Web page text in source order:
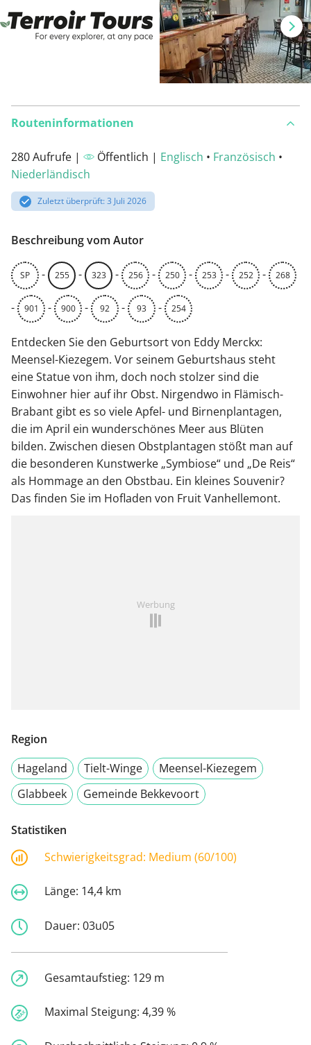
Routeninformationen
280 Aufrufe | Öffentlich | Englisch • Französisch •
Niederländisch
Zuletzt überprüft: 3 Juli 2026
Beschreibung vom Autor
SP - 255 - 323 - 256 - 250 - 253 - 252 - 268
- 901 - 900 - 92 - 93 - 254
Entdecken Sie den Geburtsort von Eddy Merckx:
Meensel-Kiezegem. Vor seinem Geburtshaus steht
eine Statue von ihm, doch noch stolzer sind die
Einwohner hier auf ihr Obst. Nirgendwo in Flämisch-
Brabant gibt es so viele Apfel- und Birnenplantagen,
die im April ein wunderschönes Meer aus Blüten
bilden. Zwischen diesen Obstplantagen stößt man auf
die besonderen Kunstwerke „Symbiose“ und „De Reis“
als Hommage an den Obstbau. Ein kleines Souvenir?
Das finden Sie im Hofladen von Fruit Vanhellemont.
Werbung
Region
Hageland
Tielt-Winge
Meensel-Kiezegem
Glabbeek
Gemeinde Bekkevoort
Statistiken
Schwierigkeitsgrad: Medium (60/100)
Länge: 14,4 km
Dauer: 03u05
Gesamtaufstieg: 129 m
Maximal Steigung: 4,39 %